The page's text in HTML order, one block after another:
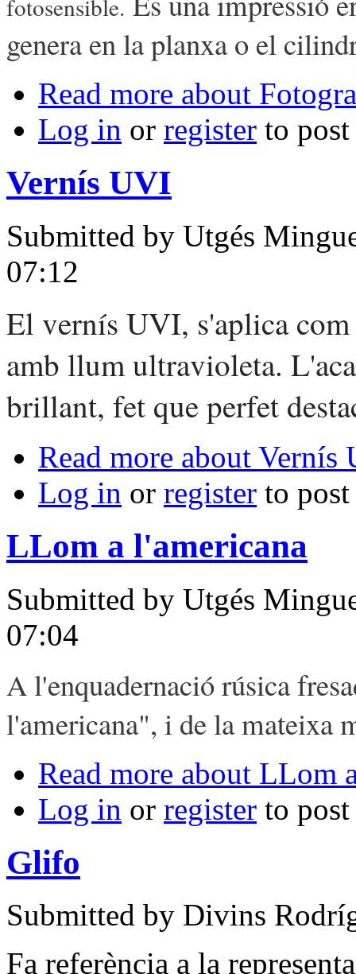
fotosensible.
genera en la planxa o el
Read more about
Log in or register to
Vernís UVI
Submitted by Utgés
07:12
El vernís UVI, s'aplica com
amb llum ultravioleta.
brillant, fet que perfet
Read more about Vernís
Log in or register to
LLom a l'americana
Submitted by Utgés
07:04
A l'enquadernació rúsica
l'americana", i de la mateixa
Read more about LLom
Log in or register to
Glifo
Submitted by Divins
Fa referència a la